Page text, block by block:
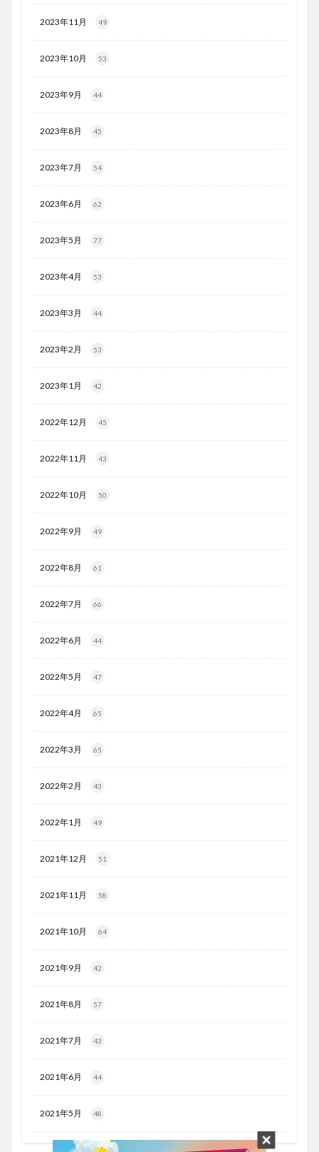
2023年11月 49
2023年10月 53
2023年9月 44
2023年8月 45
2023年7月 54
2023年6月 62
2023年5月 77
2023年4月 53
2023年3月 44
2023年2月 53
2023年1月 42
2022年12月 45
2022年11月 43
2022年10月 50
2022年9月 49
2022年8月 61
2022年7月 66
2022年6月 44
2022年5月 47
2022年4月 65
2022年3月 65
2022年2月 43
2022年1月 49
2021年12月 51
2021年11月 58
2021年10月 64
2021年9月 42
2021年8月 57
2021年7月 43
2021年6月 44
2021年5月 48